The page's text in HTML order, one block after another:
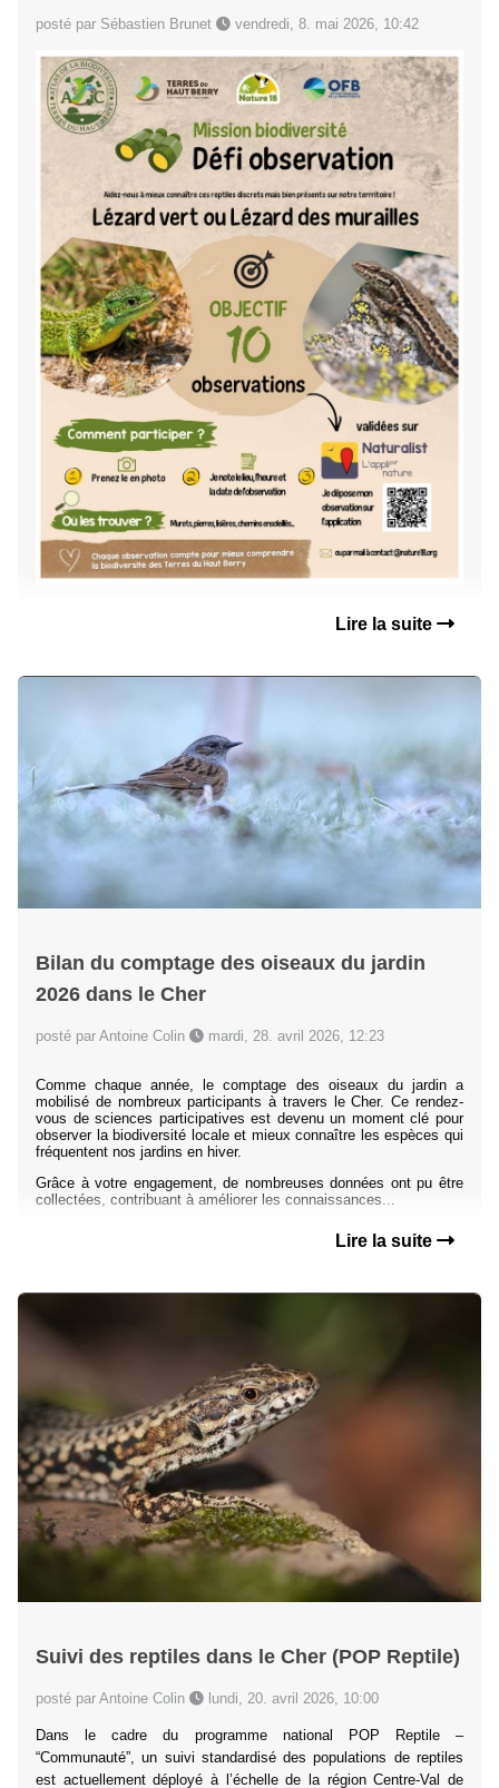
posté par Sébastien Brunet vendredi, 8. mai 2026, 10:42
Lire la suite
Bilan du comptage des oiseaux du jardin
2026 dans le Cher
posté par Antoine Colin mardi, 28. avril 2026, 12:23
Comme chaque année, le comptage des oiseaux du jardin a
mobilisé de nombreux participants à travers le Cher. Ce rendez-
vous de sciences participatives est devenu un moment clé pour
observer la biodiversité locale et mieux connaître les espèces qui
fréquentent nos jardins en hiver.
Grâce à votre engagement, de nombreuses données ont pu être
collectées, contribuant à améliorer les connaissances...
Lire la suite
Suivi des reptiles dans le Cher (POP Reptile)
posté par Antoine Colin lundi, 20. avril 2026, 10:00
Dans le cadre du programme national POP Reptile –
“Communauté”, un suivi standardisé des populations de reptiles
est actuellement déployé à l’échelle de la région Centre-Val de